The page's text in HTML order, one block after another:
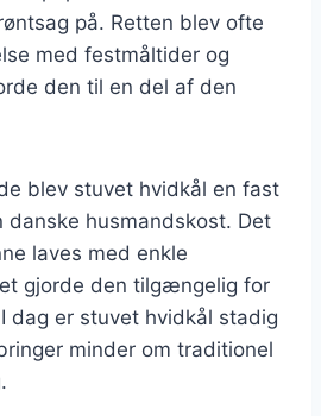
på. Retten blev ofte
med festmåltider og
den til en del af den
blev stuvet hvidkål en fast
husmandskost. Det
laves med enkle
gjorde den tilgængelig for
dag er stuvet hvidkål stadig
minder om traditionel